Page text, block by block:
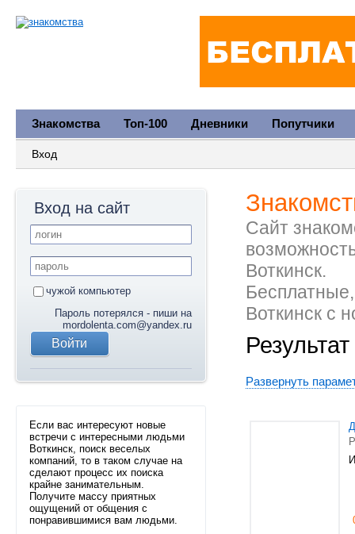
Знакомства Топ-100 Дневники Попутчики
Вход
Сайт
Воткинск.
Воткинск с
Развернуть
Вход на сайт
чужой компьютер
Пароль потерялся - пиши на
mordolenta.com@yandex.ru
Если вас интересуют новые
встречи с интересными людьми
Воткинск, поиск веселых
компаний, то в таком случае на
сделают процесс их поиска
крайне занимательным.
Получите массу приятных
ощущений от общения с
понравившимися вам людьми.